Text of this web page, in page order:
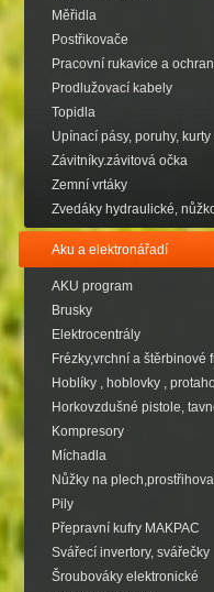
Měřidla
Postřikovače
Pracovní rukavice a
Prodlužovací kabely
Topidla
Upínací pásy, poruhy, kurty
Závitníky.závitová očka
Zemní vrtáky
Zvedáky hydraulické,
Aku a elektronářadí
AKU program
Brusky
Elektrocentrály
Frézky,vrchní a štěrbinové
Hoblíky , hoblovky ,
Horkovzdušné pistole,
Kompresory
Míchadla
Nůžky na
Pily
Přepravní kufry MAKPAC
Svářecí invertory, svářečky
Šroubováky elektronické